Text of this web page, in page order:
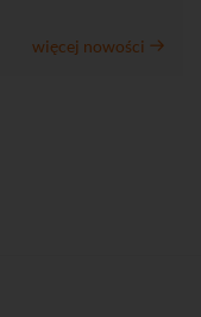
więcej nowości